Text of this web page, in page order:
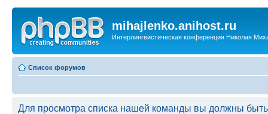
mihajlenko.anihost.ru
Интерлингвистическая конференция Николая
Список форумов
Для просмотра списка нашей команды вы должны